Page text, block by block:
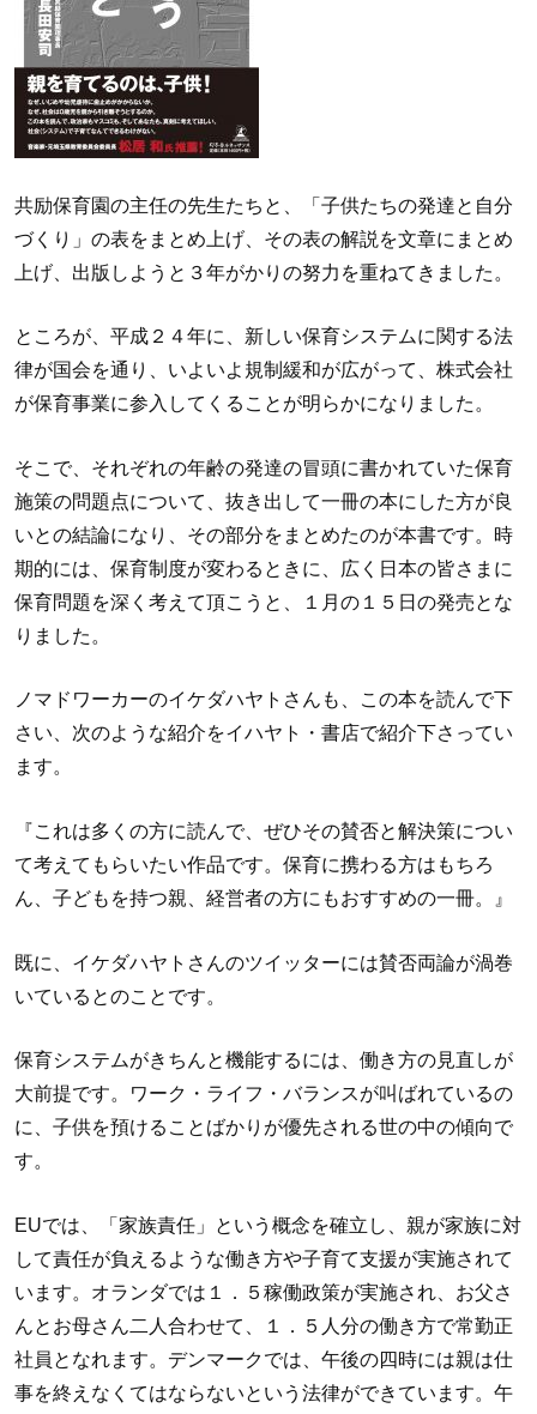
共励保育園の主任の先生たちと、「子供たちの発達と自分
づくり」の表をまとめ上げ、その表の解説を文章にまとめ
上げ、出版しようと３年がかりの努力を重ねてきました。
ところが、平成２４年に、新しい保育システムに関する法
律が国会を通り、いよいよ規制緩和が広がって、株式会社
が保育事業に参入してくることが明らかになりました。
そこで、それぞれの年齢の発達の冒頭に書かれていた保育
施策の問題点について、抜き出して一冊の本にした方が良
いとの結論になり、その部分をまとめたのが本書です。時
期的には、保育制度が変わるときに、広く日本の皆さまに
保育問題を深く考えて頂こうと、１月の１５日の発売とな
りました。
ノマドワーカーのイケダハヤトさんも、この本を読んで下
さい、次のような紹介をイハヤト・書店で紹介下さってい
ます。
『これは多くの方に読んで、ぜひその賛否と解決策につい
て考えてもらいたい作品です。保育に携わる方はもちろ
ん、子どもを持つ親、経営者の方にもおすすめの一冊。』
既に、イケダハヤトさんのツイッターには賛否両論が渦巻
いているとのことです。
保育システムがきちんと機能するには、働き方の見直しが
大前提です。ワーク・ライフ・バランスが叫ばれているの
に、子供を預けることばかりが優先される世の中の傾向で
す。
EUでは、「家族責任」という概念を確立し、親が家族に対
して責任が負えるような働き方や子育て支援が実施されて
います。オランダでは１．５稼働政策が実施され、お父さ
んとお母さん二人合わせて、１．５人分の働き方で常勤正
社員となれます。デンマークでは、午後の四時には親は仕
事を終えなくてはならないという法律ができています。午